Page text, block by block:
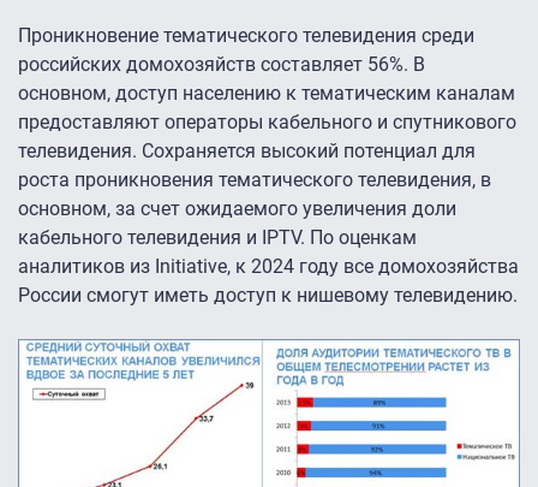
Проникновение тематического телевидения среди
российских домохозяйств составляет 56%. В
основном, доступ населению к тематическим каналам
предоставляют операторы кабельного и спутникового
телевидения. Сохраняется высокий потенциал для
роста проникновения тематического телевидения, в
основном, за счет ожидаемого увеличения доли
кабельного телевидения и IPTV. По оценкам
аналитиков из Initiative, к 2024 году все домохозяйства
России смогут иметь доступ к нишевому телевидению.